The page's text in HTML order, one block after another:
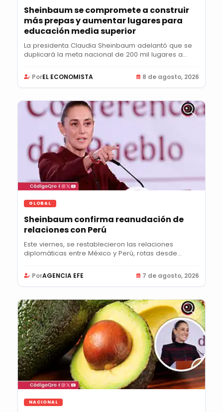
Sheinbaum se compromete a construir
más prepas y aumentar lugares para
educación media superior
La presidenta Claudia Sheinbaum adelantó que se
duplicará la meta nacional de 200 mil lugares a
PorEL ECONOMISTA 8 de agosto, 2026
GLOBAL
Sheinbaum confirma reanudación de
relaciones con Perú
Este viernes, se restablecieron las relaciones
diplomáticas entre México y Perú, rotas desde...
PorAGENCIA EFE 7 de agosto, 2026
NACIONAL